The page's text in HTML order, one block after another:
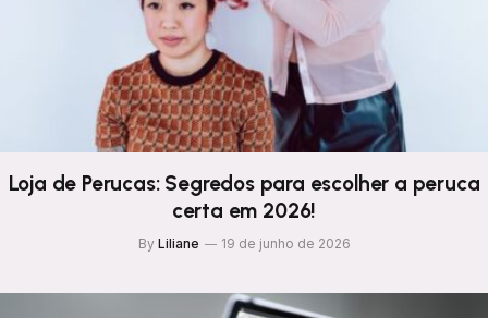
Loja de Perucas: Segredos para escolher a peruca
certa em 2026!
By Liliane 19 de junho de 2026